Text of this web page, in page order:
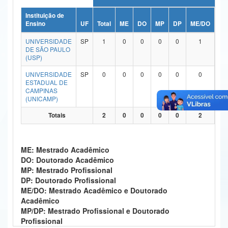
Ministério da Ciência, Tecnologia, Inovações e Comunicações
Ministério do Meio Ambiente
Ministério do Turismo
Ministério do Desenvolvimento Regional
Controladoria-Geral da União
Ministério da Mulher, da Família e dos Direitos Humanos
Secretaria de Governo
Gabinete de Segurança Institucional
Advocacia-Geral da União
Banco Central do Brasil
Instituição de
Ensino
UF Total ME DO MP DP ME/DO
UNIVERSIDADE
DE SÃO PAULO
(USP)
SP 1 0 0 0 0 1
UNIVERSIDADE
ESTADUAL DE
CAMPINAS
(UNICAMP)
SP 0 0 0 0 0 0
Totais 2 0 0 0 0 2
ME: Mestrado Acadêmico
DO: Doutorado Acadêmico
MP: Mestrado Profissional
DP: Doutorado Profissional
ME/DO: Mestrado Acadêmico e Doutorado
Acadêmico
MP/DP: Mestrado Profissional e Doutorado
Profissional